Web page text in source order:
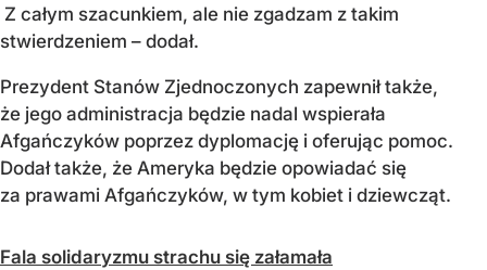
Z całym szacunkiem, ale nie zgadzam z takim
stwierdzeniem – dodał.
Prezydent Stanów Zjednoczonych zapewnił także,
że jego administracja będzie nadal wspierała
Afgańczyków poprzez dyplomację i oferując pomoc.
Dodał także, że Ameryka będzie opowiadać się
za prawami Afgańczyków, w tym kobiet i dziewcząt.
Fala solidaryzmu strachu się załamała